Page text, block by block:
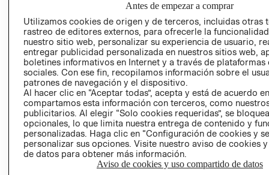
AVISO DE
PRIVACIDAD
GIFT CARD
AVISO DE
COOKIES
Chile ($)
Antes de empezar a comprar
Utilizamos cookies de origen y de terceros, incluidas otras
rastreo de editores externos, para ofrecerle la
nuestro sitio web, personalizar su experiencia de usuario,
entregar publicidad personalizada en nuestros sitios web,
boletines informativos en Internet y a través de plataformas
sociales. Con ese fin, recopilamos información sobre el
patrones de navegación y el dispositivo.
Al hacer clic en “Aceptar todas”, acepta y está de acuerdo
compartamos esta información con terceros, como
publicitarios. Al elegir “Solo cookies requeridas”, se
opcionales, lo que limita nuestra entrega de contenido y
personalizadas. Haga clic en “Configuración de cookies y
personalizar sus opciones. Visite nuestro aviso de cookies
de datos para obtener más información.
Aviso de cookies y uso compartido de datos